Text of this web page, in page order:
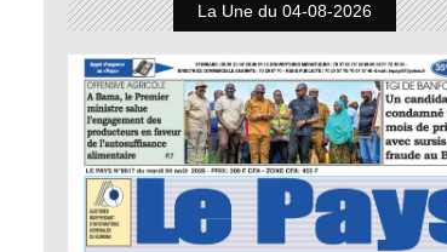
La Une du 04-08-2026